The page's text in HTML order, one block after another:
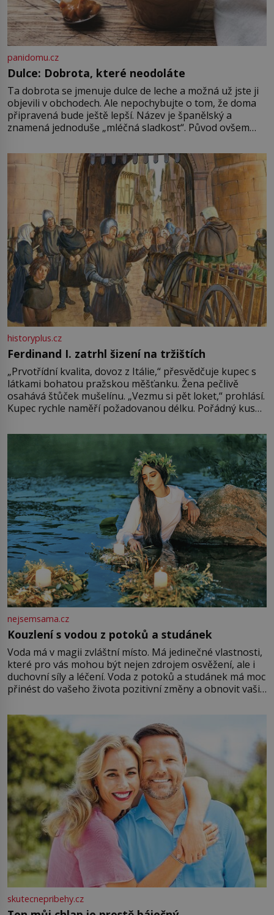
panidomu.cz
Dulce: Dobrota, které neodoláte
Ta dobrota se jmenuje dulce de leche a možná už jste ji
objevili v obchodech. Ale nepochybujte o tom, že doma
připravená bude ještě lepší. Název je španělský a
znamená jednoduše „mléčná sladkost“. Původ ovšem
pře hned několik latinskoamerických zemí a k tomu
Francie, kde se traduje,
historyplus.cz
Ferdinand I. zatrhl šizení na tržištích
„Prvotřídní kvalita, dovoz z Itálie,“ přesvědčuje kupec s
látkami bohatou pražskou měšťanku. Žena pečlivě
osahává štůček mušelínu. „Vezmu si pět loket,“ prohlásí.
Kupec rychle naměří požadovanou délku. Pořádný kus
milostpaní. Stačí jenom na sukni,“ zhodnotí švadlena
množství růžového mušelínu. „Ošidili vás, podívejte.“
nejsemsama.cz
Kouzlení s vodou z potoků a studánek
Voda má v magii zvláštní místo. Má jedinečné vlastnosti,
které pro vás mohou být nejen zdrojem osvěžení, ale i
duchovní síly a léčení. Voda z potoků a studánek má moc
přinést do vašeho života pozitivní změny a obnovit vaši
můžete obohatit své rituály a přinést do svého života
větší harmonii a klid. Je důležité
skutecnepribehy.cz